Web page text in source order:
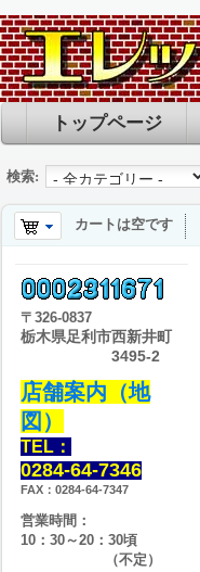
トップページ
検索:
カートは空です
〒 326-0837
栃木県足利市西新井町
3495-2
店舗案内（地
図）
TEL：
0284-64-7346
FAX：0284-64-7347
営業時間：
10：30～20：30頃
（不定）